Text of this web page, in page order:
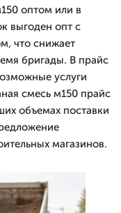
оптом или в
выгоден опт с
что снижает
бригады. В прайс
услуги
смесь м150 прайс
объемах поставки
магазинов.